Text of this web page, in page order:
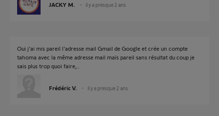
JACKY M. il y a presque 2 ans
Oui j'ai mis pareil l'adresse mail Gmail de Google et crée un compte
tahoma avec la même adresse mail maïs pareil sans résultat du coup je
sais plus trop quoi faire,..
Frédéric V. il y a presque 2 ans